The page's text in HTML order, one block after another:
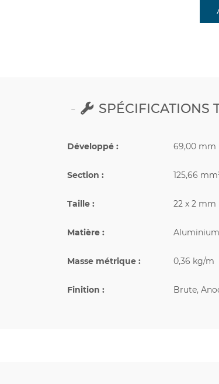
SPÉCIFICATIONS
Développé : 69,00 mm
Section : 125,66
Taille : 22 x 2 mm
Matière :
Masse métrique : 0,36 kg/m
Finition : Brute,